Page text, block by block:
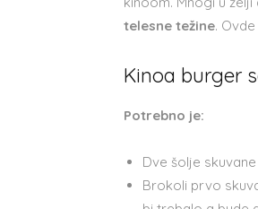
telesne težine.
Kinoa burger
Potrebno je:
Dve šolje
Brokoli prvo